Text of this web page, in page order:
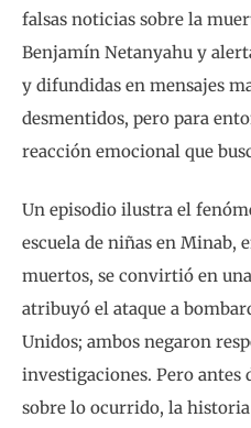
falsas noticias sobre la
Benjamín Netanyahu y
y difundidas en mensajes
desmentidos, pero para
reacción emocional que
Un episodio ilustra el
escuela de niñas en Minab,
muertos, se convirtió en
atribuyó el ataque a
Unidos; ambos negaron
investigaciones. Pero antes
sobre lo ocurrido, la